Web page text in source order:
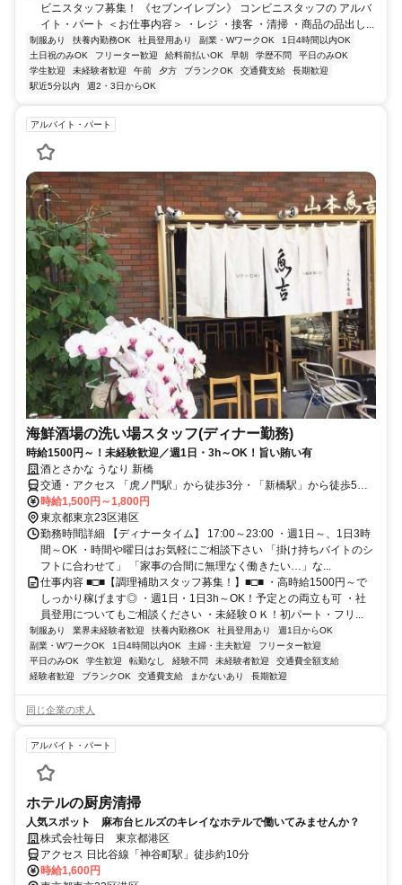
ビニスタッフ募集！ 《セブンイレブン》 コンビニスタッフの アルバ
イト・パート ＜お仕事内容＞ ・レジ ・接客 ・清掃 ・商品の品出し...
制服あり 扶養内勤務OK 社員登用あり 副業・WワークOK
1日4時間以内OK
土日祝のみOK
フリーター歓迎 給料前払いOK 早朝 学歴不問
平日のみOK
学生歓迎
未経験者歓迎 午前 夕方 ブランクOK 交通費支給
長期歓迎
駅近5分以内
週2・3日からOK
アルバイト・パート
海鮮酒場の洗い場スタッフ(ディナー勤務)
時給1500円～！未経験歓迎／週1日・3h～OK！旨い賄い有
酒とさかな うなり 新橋
交通・アクセス 「虎ノ門駅」から徒歩3分・「新橋駅」から徒歩5
分・「内幸町駅」から徒歩6分
時給1,500円～1,800円
東京都東京23区港区
勤務時間詳細 【ディナータイム】 17:00～23:00 ・週1日～、1日3時
間～OK ・時間や曜日はお気軽にご相談下さい 「掛け持ちバイトのシ
フトに合わせて」 「家事の合間に無理なく働きたい…」な...
仕事内容 ■□■【調理補助スタッフ募集！】■□■ ・高時給1500円～で
しっかり稼げます◎ ・週1日・1日3h～OK！予定との両立も可 ・社
員登用についてもご相談ください ・未経験ＯＫ！初パート・フリ...
制服あり 業界未経験者歓迎 扶養内勤務OK 社員登用あり
週1日からOK
副業・WワークOK
1日4時間以内OK 主婦・主夫歓迎
フリーター歓迎
平日のみOK
学生歓迎 転勤なし 経験不問 未経験者歓迎
交通費全額支給
経験者歓迎
ブランクOK 交通費支給 まかないあり 長期歓迎
同じ企業の求人
アルバイト・パート
ホテルの厨房清掃
人気スポット 麻布台ヒルズのキレイなホテルで働いてみませんか？
株式会社毎日 東京都港区
アクセス 日比谷線「神谷町駅」徒歩約10分
時給1,600円